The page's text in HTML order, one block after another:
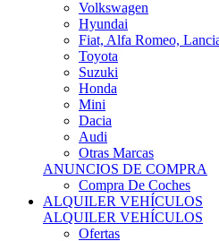
Volkswagen
Hyundai
Fiat, Alfa Romeo,
Toyota
Suzuki
Honda
Mini
Dacia
Audi
Otras Marcas
ANUNCIOS DE COMPRA
Compra De Coches
ALQUILER VEHÍCULOS
ALQUILER VEHÍCULOS
Ofertas